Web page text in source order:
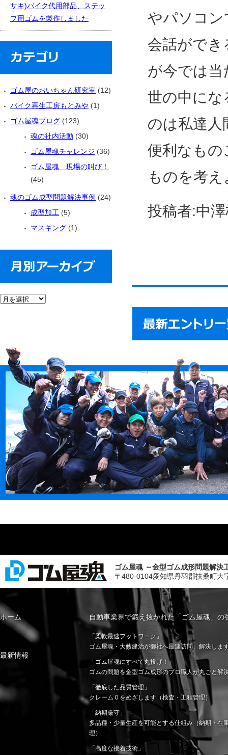
やパソコン
会話ができ
が今では
世の中にな
のは私達人
便利なも
ものを考
投稿者:中
サキ)バイク代用部品、ステッ
プ用ゴムを製作しました
ゴム屋のおいちゃん研究室 (12)
バイク再生工房もとみや (1)
ゴム屋魂ブログ (123)
魂の社内活動 (30)
ゴム屋魂チャレンジ (36)
ゴム屋魂 現場の叫び！
(45)
魂のゴム成型問題解決事例 (24)
成型加工 (5)
マスキング (1)
ゴム屋魂 ～金型ゴム成形問題解決
〒480-0104愛知県丹羽郡扶桑町
ホーム
最新情報
自動車業界で鍛え抜かれた「ゴム屋魂」の
「柔軟最速フットワーク」
ゴム屋魂・大藪建治が御社へ最速訪問、解決しま
「ゴム屋魂にすべて丸投げ！」
ゴムの問題を金型ゴム成形のプロ職人が丸ごと解
「徹底した品質管理」
クレーム０をめざします（検査・工程管理）
「納期厳守」
多品種・少量生産を可能とする仕組み（納期・在
理）
「高度な接着技術」